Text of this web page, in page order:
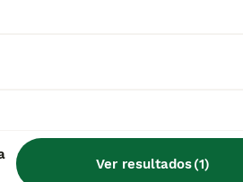
Ver resultados(1)
de la raza
de
Enano?